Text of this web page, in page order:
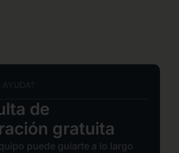
de
gratuita
puede guiarte a lo largo